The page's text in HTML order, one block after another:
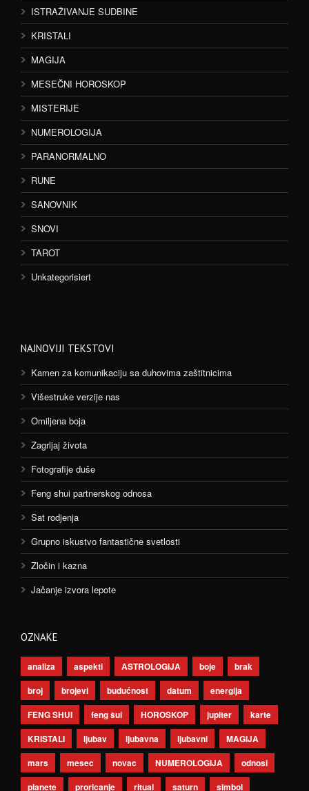
ISTRAŽIVANJE SUDBINE
KRISTALI
MAGIJA
MESEČNI HOROSKOP
MISTERIJE
NUMEROLOGIJA
PARANORMALNO
RUNE
SANOVNIK
SNOVI
TAROT
Unkategorisiert
NAJNOVIJI TEKSTOVI
Kamen za komunikaciju sa duhovima zaštitnicima
Višestruke verzije nas
Omiljena boja
Zagrljaj života
Fotografije duše
Feng shui partnerskog odnosa
Sat rodjenja
Grupno iskustvo fantastične svetlosti
Zločin i kazna
Jačanje izvora lepote
OZNAKE
analiza aspekti ASTROLOGIJA boje
brak
broj
brojevi budućnost datum
energija
FENG SHUI
feng šui HOROSKOP jupiter
karte
KRISTALI
ljubav ljubavna ljubavni
MAGIJA
mars
mesec novac NUMEROLOGIJA
odnosi
planete
proricanje ritual saturn simbol